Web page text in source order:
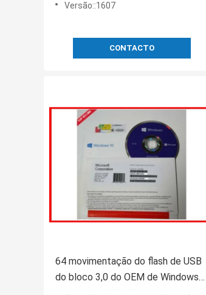
Versão::1607
CONTACTO
64 movimentação do flash de USB
do bloco 3,0 do OEM de Windows